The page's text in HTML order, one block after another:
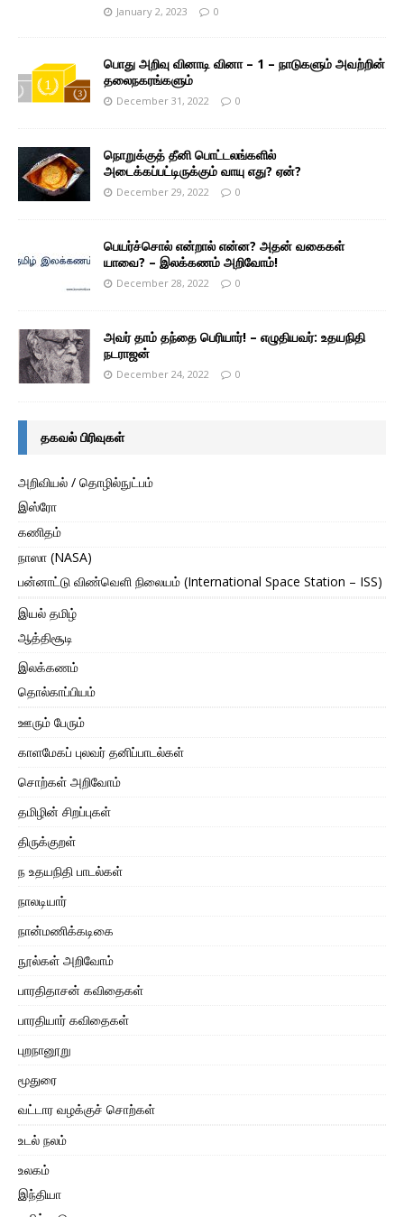
January 2, 2023 0
பொது அறிவு வினாடி வினா – 1 – நாடுகளும் அவற்றின்
தலைநகரங்களும்
December 31, 2022 0
நொறுக்குத் தீனி பொட்டலங்களில்
அடைக்கப்பட்டிருக்கும் வாயு எது? ஏன்?
December 29, 2022 0
பெயர்ச்சொல் என்றால் என்ன? அதன் வகைகள்
யாவை? – இலக்கணம் அறிவோம்!
December 28, 2022 0
அவர் தாம் தந்தை பெரியார்! – எழுதியவர்: உதயநிதி
நடராஜன்
December 24, 2022 0
தகவல் பிரிவுகள்
அறிவியல் / தொழில்நுட்பம்
இஸ்ரோ
கணிதம்
நாஸா (NASA)
பன்னாட்டு விண்வெளி நிலையம் (International Space Station – ISS)
இயல் தமிழ்
ஆத்திசூடி
இலக்கணம்
தொல்காப்பியம்
ஊரும் பேரும்
காளமேகப் புலவர் தனிப்பாடல்கள்
சொற்கள் அறிவோம்
தமிழின் சிறப்புகள்
திருக்குறள்
ந உதயநிதி பாடல்கள்
நாலடியார்
நான்மணிக்கடிகை
நூல்கள் அறிவோம்
பாரதிதாசன் கவிதைகள்
பாரதியார் கவிதைகள்
புறநானூறு
மூதுரை
வட்டார வழக்குச் சொற்கள்
உடல் நலம்
உலகம்
இந்தியா